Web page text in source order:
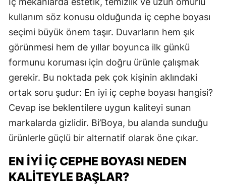
kullanım söz konusu olduğunda iç cephe boyası
seçimi büyük önem taşır. Duvarların hem şık
görünmesi hem de yıllar boyunca ilk günkü
formunu koruması için doğru ürünle çalışmak
gerekir. Bu noktada pek çok kişinin aklındaki
ortak soru şudur: En iyi iç cephe boyası hangisi?
Cevap ise beklentilere uygun kaliteyi sunan
markalarda gizlidir. Bi’Boya, bu alanda sunduğu
ürünlerle güçlü bir alternatif olarak öne çıkar.
EN İYI İÇ CEPHE BOYASI NEDEN
KALITEYLE BAŞLAR?